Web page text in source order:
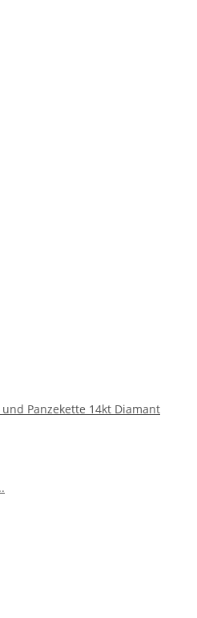
Panzekette 14kt Diamant